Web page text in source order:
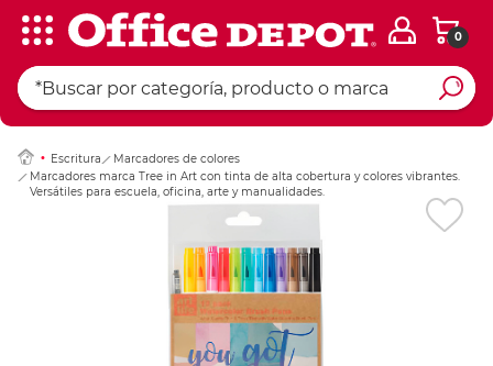
0
Escritura
Marcadores de colores
Marcadores marca Tree in Art con tinta de alta cobertura y colores vibrantes.
Versátiles para escuela, oficina, arte y manualidades.
Ingresar Codigo